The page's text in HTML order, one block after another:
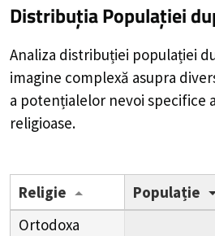
Distribuția Populației
Analiza distribuției populației
imagine complexă asupra
a potențialelor nevoi specifice
religioase.
Religie Populație
Ortodoxa